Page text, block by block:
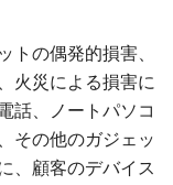
トの偶発的損害、
火災による損害に
話、ノートパソコ
その他のガジェッ
、顧客のデバイス